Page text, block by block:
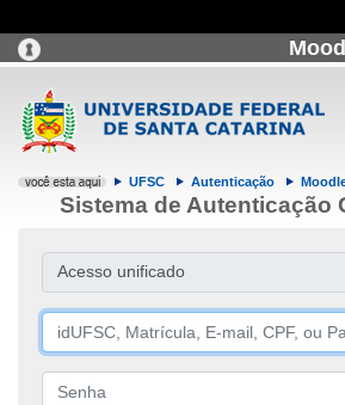
UFSC Autenticação
Sistema de Autenticação
Acesso unificado